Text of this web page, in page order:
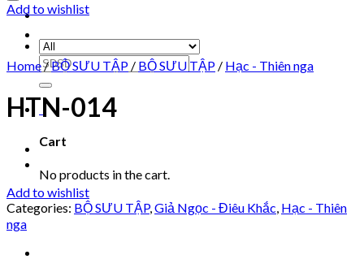
Search
for:
Cart
No products in the cart.
Add to wishlist
Home/BỘ SƯU TẬP / BỘ SƯU TẬP / Hạc - Thiên nga
HTN-014
Add to wishlist
Categories: BỘ SƯU TẬP,Giả Ngọc - Điêu Khắc, Hạc - Thiên
nga